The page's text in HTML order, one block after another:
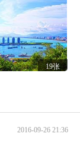
19张
2016-09-26 21:36